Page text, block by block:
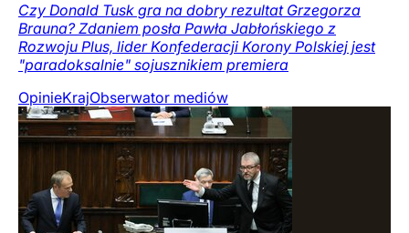
Czy Donald Tusk gra na dobry rezultat Grzegorza
Brauna? Zdaniem posła Pawła Jabłońskiego z
Rozwoju Plus, lider Konfederacji Korony Polskiej jest
"paradoksalnie" sojusznikiem premiera
OpinieKrajObserwator mediów